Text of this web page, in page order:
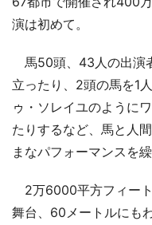
演は初めて。
馬50頭、43人の出演
立ったり、2頭の馬を1
ゥ・ソレイユのように
たりするなど、馬と人
まなパフォーマンスを繰
2万6000平方フィー
舞台、60メートルにも